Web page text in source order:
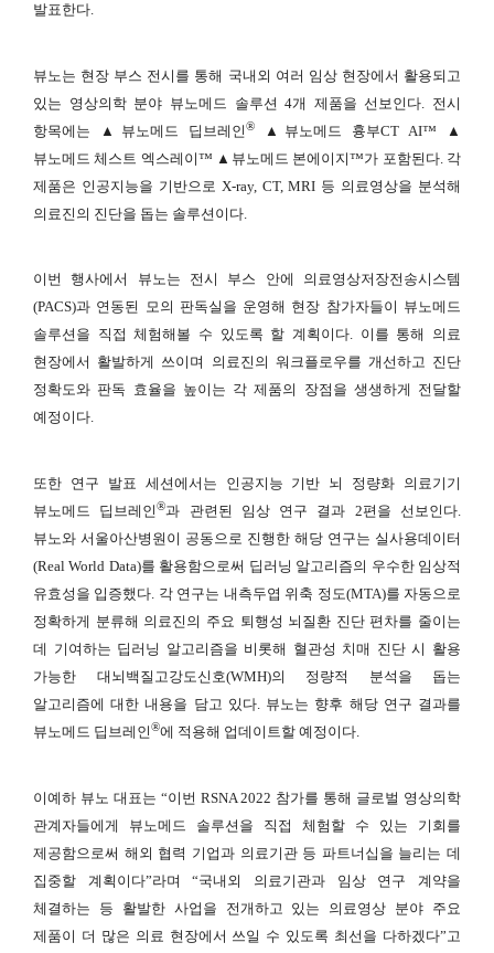
발표한다.
뷰노는 현장 부스 전시를 통해 국내외 여러 임상 현장에서 활용되고
있는 영상의학 분야 뷰노메드 솔루션 4개 제품을 선보인다. 전시
항목에는 ▲뷰노메드 딥브레인®▲뷰노메드 흉부CT AI™ ▲
뷰노메드 체스트 엑스레이™ ▲뷰노메드 본에이지™가 포함된다. 각
제품은 인공지능을 기반으로 X-ray, CT, MRI 등 의료영상을 분석해
의료진의 진단을 돕는 솔루션이다.
이번 행사에서 뷰노는 전시 부스 안에 의료영상저장전송시스템
(PACS)과 연동된 모의 판독실을 운영해 현장 참가자들이 뷰노메드
솔루션을 직접 체험해볼 수 있도록 할 계획이다. 이를 통해 의료
현장에서 활발하게 쓰이며 의료진의 워크플로우를 개선하고 진단
정확도와 판독 효율을 높이는 각 제품의 장점을 생생하게 전달할
예정이다.
또한 연구 발표 세션에서는 인공지능 기반 뇌 정량화 의료기기
뷰노메드 딥브레인®과 관련된 임상 연구 결과 2편을 선보인다.
뷰노와 서울아산병원이 공동으로 진행한 해당 연구는 실사용데이터
(Real World Data)를 활용함으로써 딥러닝 알고리즘의 우수한 임상적
유효성을 입증했다. 각 연구는 내측두엽 위축 정도(MTA)를 자동으로
정확하게 분류해 의료진의 주요 퇴행성 뇌질환 진단 편차를 줄이는
데 기여하는 딥러닝 알고리즘을 비롯해 혈관성 치매 진단 시 활용
가능한 대뇌백질고강도신호(WMH)의 정량적 분석을 돕는
알고리즘에 대한 내용을 담고 있다. 뷰노는 향후 해당 연구 결과를
뷰노메드 딥브레인®에 적용해 업데이트할 예정이다.
이예하 뷰노 대표는 “이번 RSNA 2022 참가를 통해 글로벌 영상의학
관계자들에게 뷰노메드 솔루션을 직접 체험할 수 있는 기회를
제공함으로써 해외 협력 기업과 의료기관 등 파트너십을 늘리는 데
집중할 계획이다”라며 “국내외 의료기관과 임상 연구 계약을
체결하는 등 활발한 사업을 전개하고 있는 의료영상 분야 주요
제품이 더 많은 의료 현장에서 쓰일 수 있도록 최선을 다하겠다”고